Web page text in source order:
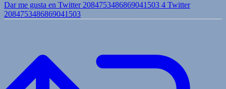
Dar me gusta en Twitter 2084753486869041503 4 Twitter
2084753486869041503